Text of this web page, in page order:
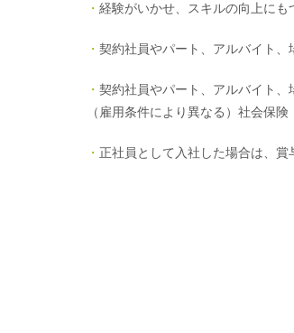
・ 経験がいかせ、スキルの向上にも
・ 契約社員やパート、アルバイト、
・ 契約社員やパート、アルバイト
（雇用条件により異なる）社会保
・ 正社員として入社した場合は、賞